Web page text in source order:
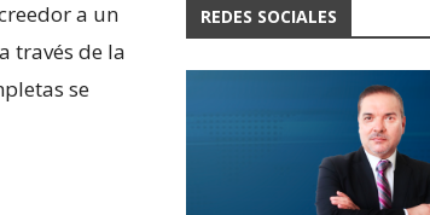
a un
través de la
se
REDES SOCIALES